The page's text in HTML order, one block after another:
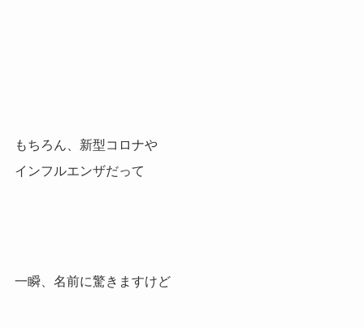
もちろん、新型コロナや
インフルエンザだって
一瞬、名前に驚きますけど